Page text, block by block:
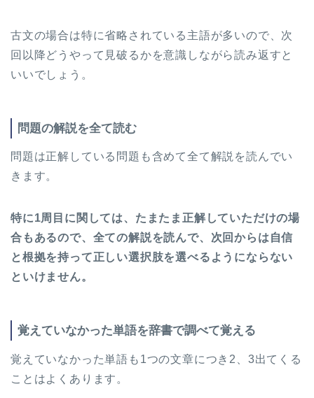
古文の場合は特に省略されている主語が多いので、次
回以降どうやって見破るかを意識しながら読み返すと
いいでしょう。
問題の解説を全て読む
問題は正解している問題も含めて全て解説を読んでい
きます。
特に1周目に関しては、たまたま正解していただけの場
合もあるので、全ての解説を読んで、次回からは自信
と根拠を持って正しい選択肢を選べるようにならない
といけません。
覚えていなかった単語を辞書で調べて覚える
覚えていなかった単語も1つの文章につき2、3出てくる
ことはよくあります。